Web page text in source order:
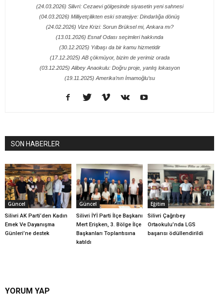
(24.03.2026) Silivri: Cezaevi gölgesinde siyasetin yeni sahnesi
(04.03.2026) Milliyetçilikten eski stratejiye: Dindarlığa dönüş
(24.02.2026) Vize Krizi: Sorun Brüksel mi, Ankara mı?
(13.01.2026) Esnaf Odası seçimleri hakkında
(30.12.2025) Yılbaşı da bir kamu hizmetidir
(17.12.2025) AB çökmüyor, bizim de yerimiz orada
(03.12.2025) Alibey Anaokulu: Doğru proje, yanlış lokasyon
(19.11.2025) Amerika’nın İmamoğlu’su
SON HABERLER
Güncel
Silivri AK Parti’den Kadın
Emek Ve Dayanışma
Günleri’ne destek
Güncel
Silivri İYİ Parti İlçe Başkanı
Mert Erişken, 3. Bölge İlçe
Başkanları Toplantısına
katıldı
Eğitim
Silivri Çağrıbey
Ortaokulu’nda LGS
başarısı ödüllendirildi
YORUM YAP